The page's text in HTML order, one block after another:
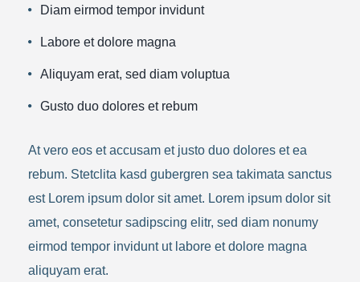
Diam eirmod tempor invidunt
Labore et dolore magna
Aliquyam erat, sed diam voluptua
Gusto duo dolores et rebum
At vero eos et accusam et justo duo dolores et ea
rebum. Stetclita kasd gubergren sea takimata sanctus
est Lorem ipsum dolor sit amet. Lorem ipsum dolor sit
amet, consetetur sadipscing elitr, sed diam nonumy
eirmod tempor invidunt ut labore et dolore magna
aliquyam erat.